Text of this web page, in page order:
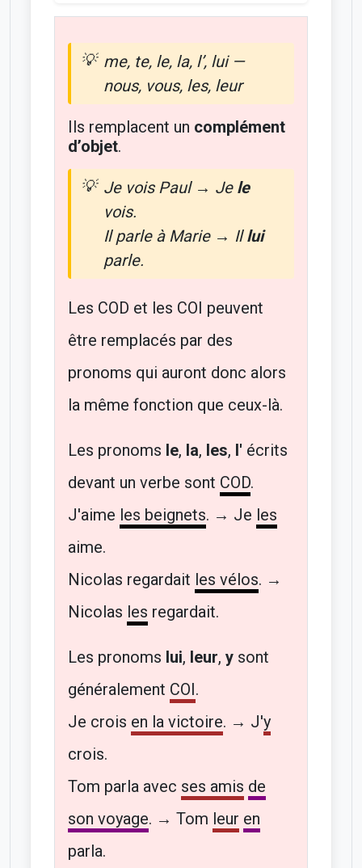
me, te, le, la, l’, lui —
nous, vous, les, leur
Ils remplacent un complément
d’objet.
Je vois Paul → Je le
vois.
Il parle à Marie → Illui
parle.
Les COD et les COI peuvent
être remplacés par des
pronoms qui auront donc alors
la même fonction que ceux-là.
Les pronoms le, la, les, l' écrits
devant un verbe sont COD.
J'aime les beignets. → Je les
aime.
Nicolas regardait les vélos. →
Nicolas les regardait.
Les pronoms lui, leur, ysont
généralement COI.
Je crois en la victoire. → J'y
crois.
Tom parla avec ses amis de
son voyage. → Tom leur en
parla.